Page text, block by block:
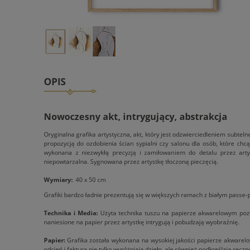
OPIS
Nowoczesny akt, intrygujący, abstrakcja
Oryginalna grafika artystyczna, akt, który jest odzwierciedleniem
propozycją do ozdobienia ścian sypialni czy salonu dla osób, które
wykonana z niezwykłą precyzją i zamiłowaniem do detalu przez
niepowtarzalna. Sygnowana przez artystkę tłoczoną pieczęcią.
Wymiary: 40 x 50 cm
Grafiki bardzo ładnie prezentują się w większych ramach z białym
Technika i Media: Użyta technika tuszu na papierze akwarelowym
naniesione na papier przez artystkę intrygują i pobudzają wyobraźnię.
Papier: Grafika została wykonana na wysokiej jakości papierze